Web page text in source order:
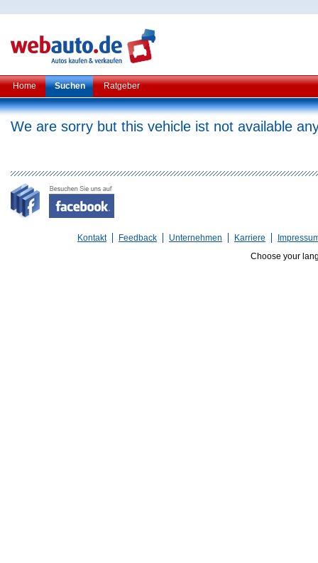
Home Suchen Ratgeber
We are sorry but this vehicle ist not available
Kontakt Feedback Unternehmen Karriere
Choose your